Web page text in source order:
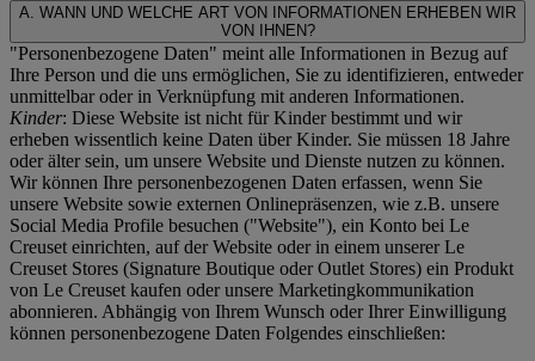
A. WANN UND WELCHE ART VON INFORMATIONEN ERHEBEN WIR
VON IHNEN?
"Personenbezogene Daten" meint alle Informationen in Bezug auf
Ihre Person und die uns ermöglichen, Sie zu identifizieren, entweder
unmittelbar oder in Verknüpfung mit anderen Informationen.
Kinder: Diese Website ist nicht für Kinder bestimmt und wir
erheben wissentlich keine Daten über Kinder. Sie müssen 18 Jahre
oder älter sein, um unsere Website und Dienste nutzen zu können.
Wir können Ihre personenbezogenen Daten erfassen, wenn Sie
unsere Website sowie externen Onlinepräsenzen, wie z.B. unsere
Social Media Profile besuchen ("Website"), ein Konto bei Le
Creuset einrichten, auf der Website oder in einem unserer Le
Creuset Stores (Signature Boutique oder Outlet Stores) ein Produkt
von Le Creuset kaufen oder unsere Marketingkommunikation
abonnieren. Abhängig von Ihrem Wunsch oder Ihrer Einwilligung
können personenbezogene Daten Folgendes einschließen: